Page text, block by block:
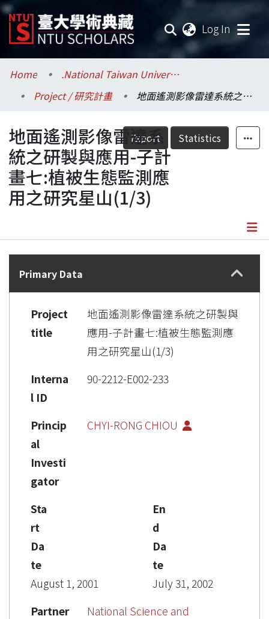
Log In
Communities & Collections
Research Outputs
Fundings & Projects
Researchers
Organizations
Home
.National Taiwan University / 國立臺灣大學
Project / 研究計畫
地面遙測影像雷達系統之研製與應用-子計畫七:植被生態監測應用之研究星山(1/3)
Export Statistics
地面遙測影像雷達系
統之研製與應用-子計
畫七:植被生態監測應
用之研究星山(1/3)
Details
Primary Data
Project
title
地面遙測影像雷達系統之研製與
應用-子計畫七:植被生態監測應
用之研究星山(1/3)
Interna
l ID
90-2212-E002-233
Princip
al
Investi
gator
CHYI-RONG CHIOU
Sta
rt
Da
te
August 1, 2001
En
d
Da
te
July 31, 2002
Partner
National Science and